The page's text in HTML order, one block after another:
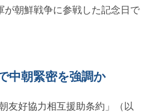
朝鮮戦争に参戦した記念日で
中朝緊密を強調か
友好協力相互援助条約」（以